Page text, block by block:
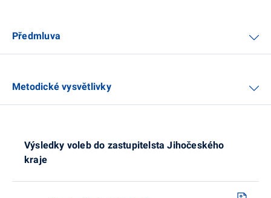
Předmluva
Metodické vysvětlivky
Výsledky voleb do zastupitelsta Jihočeského
kraje